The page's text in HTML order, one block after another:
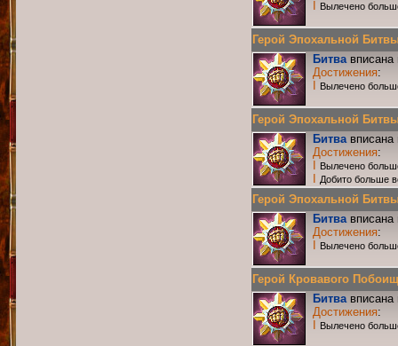
Вылечено
Герой Эпохальной
Битвавписана
Достижения:
Вылечено
Герой Эпохальной
Битвавписана
Достижения:
Вылечено
Добито больше
Герой Эпохальной
Битвавписана
Достижения:
Вылечено
Герой Кровавого
Битвавписана
Достижения:
Вылечено